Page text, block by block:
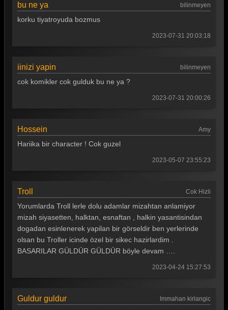
Güldür güldür 368. Bölüm
Güldür güldür 365. Bölüm
Güldür güldür 364. Bölüm
Güldür güldür 361. Bölüm
Güldür güldür 357. Bölüm
Güldür güldür 356. Bölüm
Güldür güldür 355. Bölüm
Güldür güldür 352. Bölüm
bu ne ya bilinmeyen
korku tiyatroyuda bozmus
2023-07-31 20:03:18
iinizi yapin bilinmeyen
cok komikler cok gulduk bu ne ya ?
2023-07-31 20:00:26
Hossein Amy
Hariika bir character ! Cok guzel
2023-05-07 23:55:23
Troll Cok Hizli
Yorumlarda Troll lerle dolu adamlar mizahtan anlamiyor
mizah siyasetten, halktan, esnaftan , halkin yasantisindan
dogadan esinlenerek yapilan bir görseldir ben yerlerinde
olsan bu Troller icinde özel bir sikec hazirlardim .
BASARILAR GÜLDÜR GÜLDÜR böyle devam ….
2023-04-24 15:27:53
Guldur guldur Immahan kirlangic